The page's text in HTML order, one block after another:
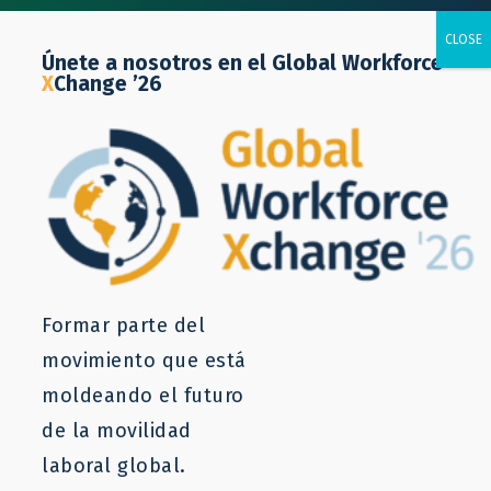
Liderazgo intelectual
Generar pruebas del
impacto, cambiar la
percepción pública
Únete a nosotros en el Global Workforce
XChange ’26
Formar parte del
movimiento que está
moldeando el futuro
de la movilidad
laboral global.